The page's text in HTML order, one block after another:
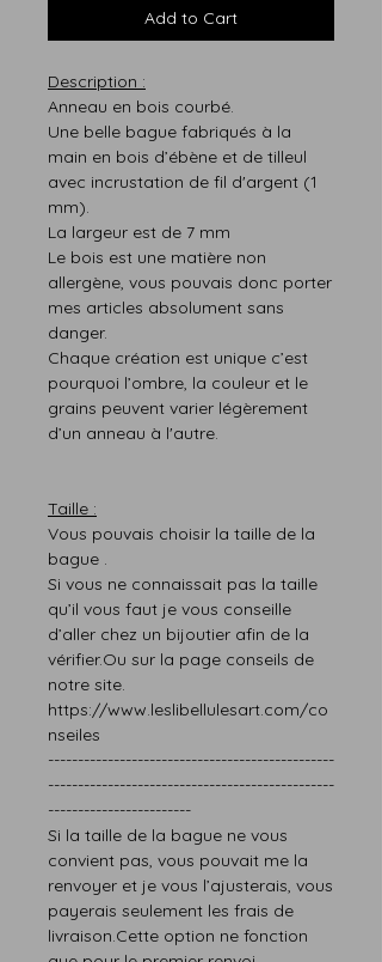
Add to Cart
Description :
Anneau en bois courbé.
Une belle bague fabriqués à la
main en bois d’ébène et de tilleul
avec incrustation de fil d'argent (1
mm).
La largeur est de 7 mm
Le bois est une matière non
allergène, vous pouvais donc porter
mes articles absolument sans
danger.
Chaque création est unique c’est
pourquoi l’ombre, la couleur et le
grains peuvent varier légèrement
d’un anneau à l'autre.
Taille :
Vous pouvais choisir la taille de la
bague .
Si vous ne connaissait pas la taille
qu’il vous faut je vous conseille
d’aller chez un bijoutier afin de la
vérifier.Ou sur la page conseils de
notre site.
https://www.leslibellulesart.com/co
nseiles
------------------------------------------------
------------------------------------------------
------------------------
Si la taille de la bague ne vous
convient pas, vous pouvait me la
renvoyer et je vous l’ajusterais, vous
payerais seulement les frais de
livraison.Cette option ne fonction